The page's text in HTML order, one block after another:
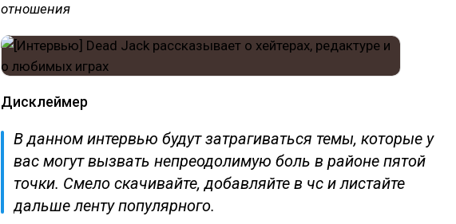
отношения
Дисклеймер
В данном интервью будут затрагиваться темы, которые у
вас могут вызвать непреодолимую боль в районе пятой
точки. Смело скачивайте, добавляйте в чс и листайте
дальше ленту популярного.